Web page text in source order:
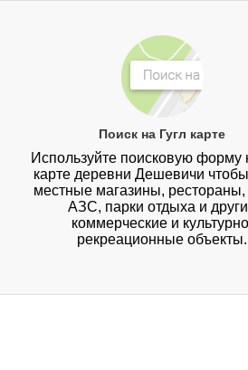
Поиск на Гугл карте
Используйте поисковую форму
карте деревни Дешевичи
местные магазины, рестораны,
АЗС, парки отдыха и
коммерческие и
рекреационные объекты.